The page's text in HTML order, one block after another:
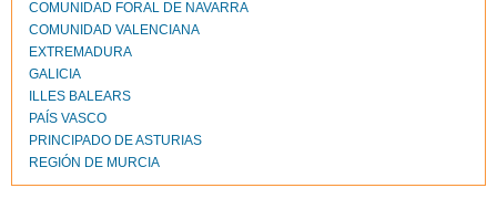
COMUNIDAD FORAL DE NAVARRA
COMUNIDAD VALENCIANA
EXTREMADURA
GALICIA
ILLES BALEARS
PAÍS VASCO
PRINCIPADO DE ASTURIAS
REGIÓN DE MURCIA